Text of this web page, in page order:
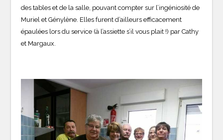
des tables et de la salle, pouvant compter sur l’ingéniosité de
Muriel et Génylène. Elles furent d’ailleurs efficacement
épaulées lors du service (à l’assiette s’il vous plait !) par Cathy
et Margaux.